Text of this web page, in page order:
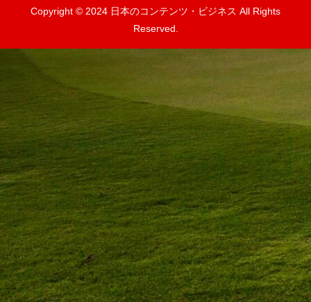
Copyright © 2024 日本のコンテンツ・ビジネス All Rights
Reserved.